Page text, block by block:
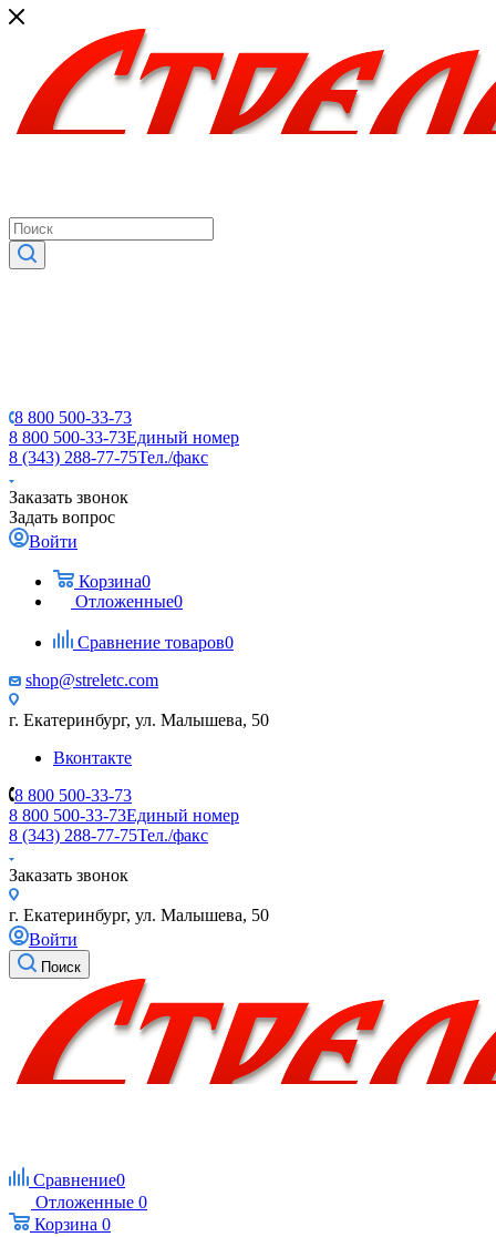
8 800 500-33-73
8 800 500-33-73Единый номер
8 (343) 288-77-75Тел./факс
Заказать звонок
Задать вопрос
Войти
Корзина0
Отложенные0
Сравнение товаров0
shop@streletc.com
г. Екатеринбург, ул. Малышева, 50
Вконтакте
8 800 500-33-73
8 800 500-33-73Единый номер
8 (343) 288-77-75Тел./факс
Заказать звонок
г. Екатеринбург, ул. Малышева, 50
Войти
Поиск
Сравнение0
Отложенные 0
Корзина 0